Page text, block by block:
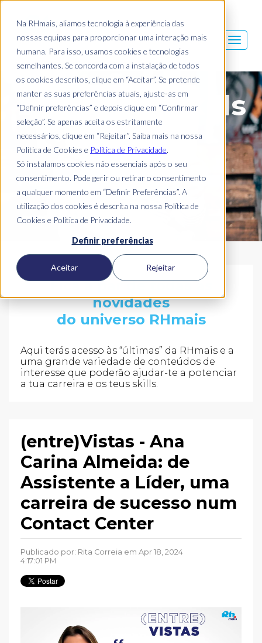
Na RHmais, aliamos tecnologia à experiência das
nossas equipas para proporcionar uma interação mais
humana. Para isso, usamos cookies e tecnologias
semelhantes. Se concorda com a instalação de todos
os cookies descritos, clique em “Aceitar”. Se pretende
manter as suas preferências atuais, ajuste-as em
“Definir preferências” e depois clique em “Confirmar
seleção”. Se apenas aceita os estritamente
necessários, clique em “Rejeitar”. Saiba mais na nossa
Política de Cookies e Política de Privacidade.
Só instalamos cookies não essenciais após o seu
consentimento. Pode gerir ou retirar o consentimento
a qualquer momento em “Definir Preferências”. A
utilização dos cookies é descrita na nossa Política de
Cookies e Política de Privacidade.
Definir preferências
Aceitar Rejeitar
Blog Mais Skills
Fica a par de todas as
novidades
do universo RHmais
Aqui terás acesso às “últimas” da RHmais e a
uma grande variedade de conteúdos de
interesse que poderão ajudar-te a potenciar
a tua carreira e os teus skills.
(entre)Vistas - Ana
Carina Almeida: de
Assistente a Líder, uma
carreira de sucesso num
Contact Center
Publicado por: Rita Correia em Apr 18, 2024
4:17:01 PM